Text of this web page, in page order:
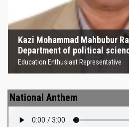
Kazi Mohammad Mahbubur
Department of political
Education Enthusiast Representative
National Anthem